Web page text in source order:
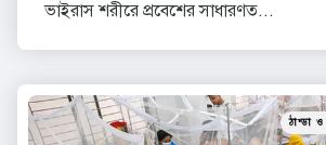
ভাইরাস শরীরে প্রবেশের সাধারণত...
Posted
in
ঠান্ডা ও